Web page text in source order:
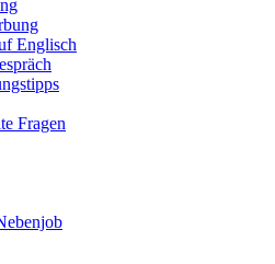
Englisch
Fragen